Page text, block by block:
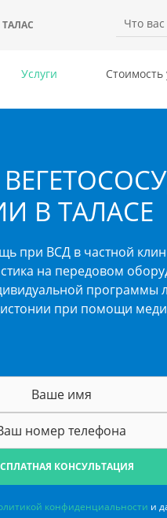
ТАЛАС
Услуги Стоимость
В ТАЛАСЕ
при ВСД в частной
на передовом
программы
при помощи
КОНСУЛЬТАЦИЯ
конфиденциальности и